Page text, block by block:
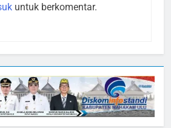
untuk berkomentar.